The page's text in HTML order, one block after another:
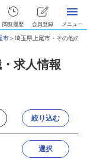
閲覧履歴 会員登録 メニュー
市＞埼玉県上尾市・その他の
求人情報
絞り込む
選択